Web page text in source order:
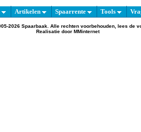
Artikelen Spaarrente Tools
2026 Spaarbaak. Alle rechten voorbehouden, lees de
Realisatie door MMinternet